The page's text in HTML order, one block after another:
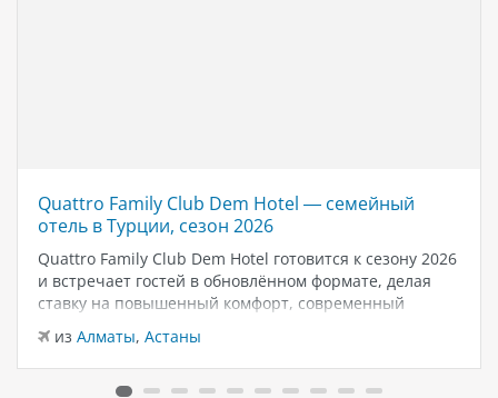
Quattro Family Club Dem Hotel — семейный
отель в Турции, сезон 2026
Quattro Family Club Dem Hotel готовится к сезону 2026
и встречает гостей в обновлённом формате, делая
ставку на повышенный комфорт, современный
дизайн и атмосферу спокойного семейного отдыха у
моря. Отель остаётся популярным выбором для тех,
кто ищет семейный отель в…
из Алматы, Астаны